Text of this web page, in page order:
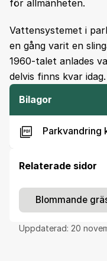
för allmänheten.
Vattensystemet i
en gång varit en
1960-talet anlades
delvis finns kvar idag.
Bilagor
Parkvandring
Relaterade sidor
Blommande
Uppdaterad: 20